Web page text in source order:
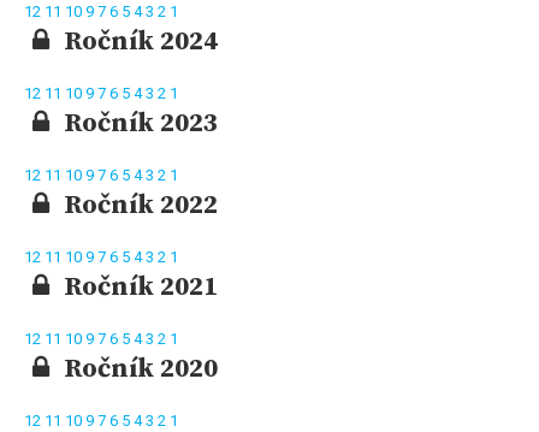
12 11 10 9 7 6 5 43 2 1
Ročník 2024
12 11 10 9 7 6 5 43 2 1
Ročník 2023
12 11 10 9 7 6 5 43 2 1
Ročník 2022
12 11 10 9 7 6 5 43 2 1
Ročník 2021
12 11 10 9 7 6 5 43 2 1
Ročník 2020
12 11 10 9 7 6 5 43 2 1